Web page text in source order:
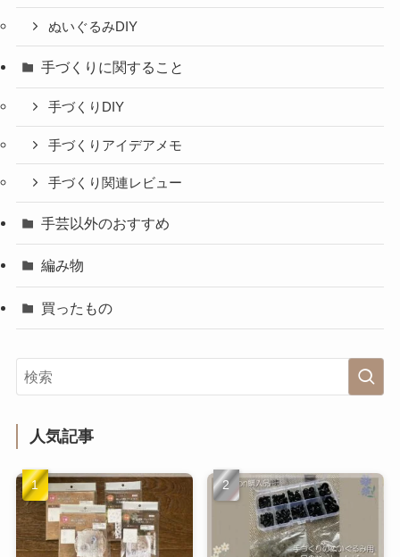
ぬいぐるみDIY
手づくりに関すること
手づくりDIY
手づくりアイデアメモ
手づくり関連レビュー
手芸以外のおすすめ
編み物
買ったもの
人気記事